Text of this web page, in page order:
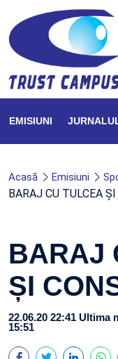
EMISIUNI
Acasă Emisiuni
BARAJ CU TULCEA
BARAJ
ȘI
22.06.20 22:41 Ultima
15:51